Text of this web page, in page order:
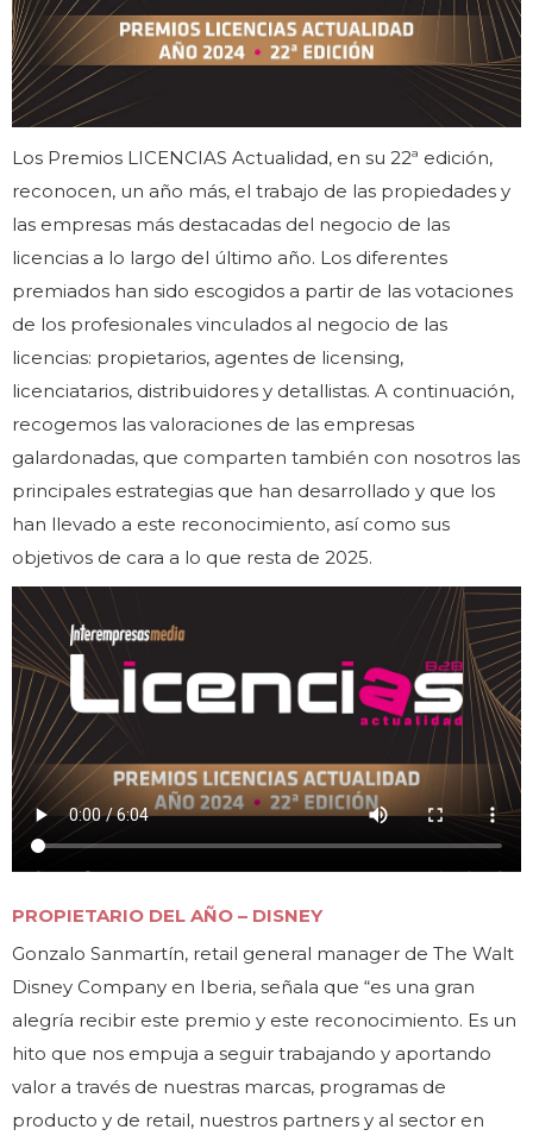
Los Premios LICENCIAS Actualidad, en su 22ª edición,
reconocen, un año más, el trabajo de las propiedades y
las empresas más destacadas del negocio de las
licencias a lo largo del último año. Los diferentes
premiados han sido escogidos a partir de las votaciones
de los profesionales vinculados al negocio de las
licencias: propietarios, agentes de licensing,
licenciatarios, distribuidores y detallistas. A continuación,
recogemos las valoraciones de las empresas
galardonadas, que comparten también con nosotros las
principales estrategias que han desarrollado y que los
han llevado a este reconocimiento, así como sus
objetivos de cara a lo que resta de 2025.
PROPIETARIO DEL AÑO – DISNEY
Gonzalo Sanmartín, retail general manager de The Walt
Disney Company en Iberia, señala que “es una gran
alegría recibir este premio y este reconocimiento. Es un
hito que nos empuja a seguir trabajando y aportando
valor a través de nuestras marcas, programas de
producto y de retail, nuestros partners y al sector en